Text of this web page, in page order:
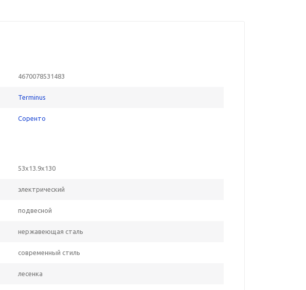
4670078531483
Terminus
Соренто
53x13.9x130
электрический
подвесной
нержавеющая сталь
современный стиль
лесенка